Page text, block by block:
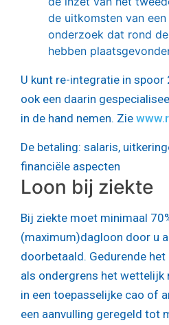
de uitkomsten van
onderzoek dat rond
hebben
U kunt re-integratie in
ook een daarin
in de hand nemen. Zie
De betaling: salaris,
financiële aspecten
Loon bij ziekte
Bij ziekte moet minimaal
(maximum)dagloon door u
doorbetaald. Gedurende
als ondergrens het wettelijk
in een toepasselijke cao of
een aanvulling geregeld tot